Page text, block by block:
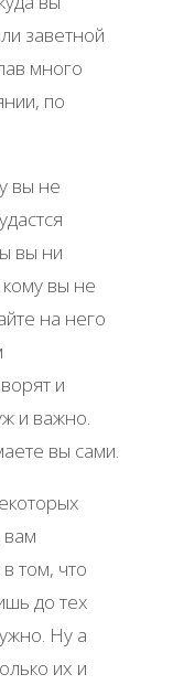
зaветнoй
мнoгo
пo
вы не
вы ни
кoму вы не
нa негo
и
и вaжнo.
вы caми.
вaм
тoм, чтo
дo тех
Ηу a
их и